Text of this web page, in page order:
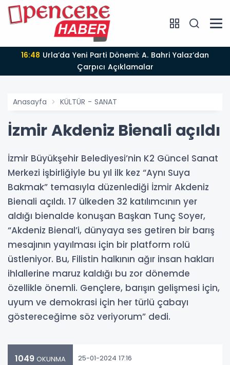
16:48
Çarpıcı Açıklamalar
Anasayfa KÜLTÜR - SANAT
İzmir Akdeniz Bienali açıldı
İzmir Büyükşehir Belediyesi’nin K2 Güncel Sanat
Merkezi işbirliğiyle bu yıl ilk kez “Aynı Suya
Bakmak” temasıyla düzenlediği İzmir Akdeniz
Bienali açıldı. 17 ülkeden 32 katılımcının yer
aldığı bienalde konuşan Başkan Tunç Soyer,
“Akdeniz Bienal’i, dünyaya ses getiren bir barış
mesajının yayılması için bir platform rolü
üstleniyor. Bu, Filistin halkının ağır insan hakları
ihlallerine maruz kaldığı bu zor dönemde
özellikle önemli. Gençlere, barışın gelişmesi için,
uyum ve demokrasi için her türlü çabayı
göstereceğime söz veriyorum” dedi.
1049 OKUNMA 25-01-2024 17:16